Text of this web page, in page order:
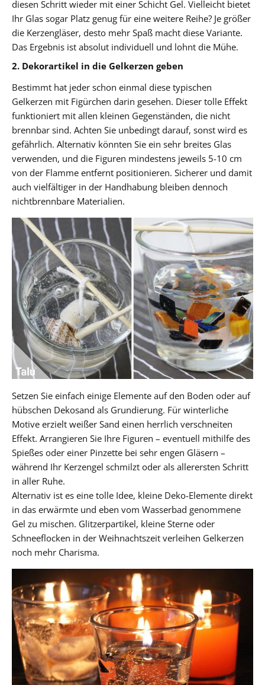
diesen Schritt wieder mit einer Schicht Gel. Vielleicht bietet
Ihr Glas sogar Platz genug für eine weitere Reihe? Je größer
die Kerzengläser, desto mehr Spaß macht diese Variante.
Das Ergebnis ist absolut individuell und lohnt die Mühe.
2. Dekorartikel in die Gelkerzen geben
Bestimmt hat jeder schon einmal diese typischen
Gelkerzen mit Figürchen darin gesehen. Dieser tolle Effekt
funktioniert mit allen kleinen Gegenständen, die nicht
brennbar sind. Achten Sie unbedingt darauf, sonst wird es
gefährlich. Alternativ könnten Sie ein sehr breites Glas
verwenden, und die Figuren mindestens jeweils 5-10 cm
von der Flamme entfernt positionieren. Sicherer und damit
auch vielfältiger in der Handhabung bleiben dennoch
nichtbrennbare Materialien.
Setzen Sie einfach einige Elemente auf den Boden oder auf
hübschen Dekosand als Grundierung. Für winterliche
Motive erzielt weißer Sand einen herrlich verschneiten
Effekt. Arrangieren Sie Ihre Figuren – eventuell mithilfe des
Spießes oder einer Pinzette bei sehr engen Gläsern –
während Ihr Kerzengel schmilzt oder als allerersten Schritt
in aller Ruhe.
Alternativ ist es eine tolle Idee, kleine Deko-Elemente direkt
in das erwärmte und eben vom Wasserbad genommene
Gel zu mischen. Glitzerpartikel, kleine Sterne oder
Schneeflocken in der Weihnachtszeit verleihen Gelkerzen
noch mehr Charisma.